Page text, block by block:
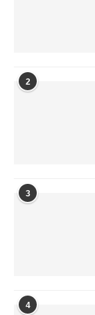
2
3
4